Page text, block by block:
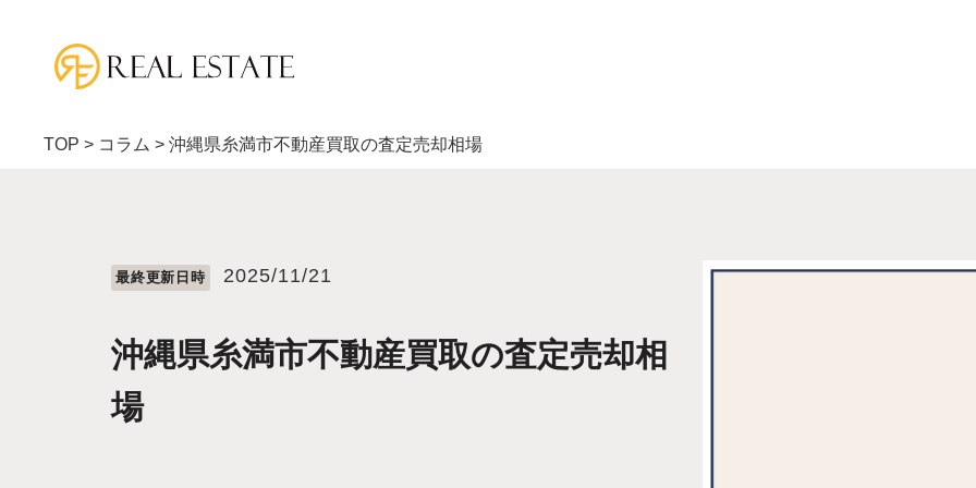
TOP > コラム > 沖縄県糸満市不動産買取の査定売却相場
最終更新⽇時 2025/11/21
沖縄県糸満市不動産買取の査定売却相
場